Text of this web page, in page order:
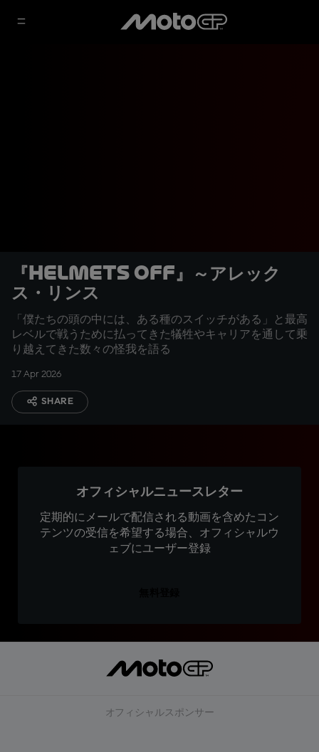
『Helmets off』～アレック
ス・リンス
「僕たちの頭の中には、ある種のスイッチがある」と最高
レベルで戦うために払ってきた犠牲やキャリアを通して乗
り越えてきた数々の怪我を語る
17 Apr 2026
SHARE
オフィシャルニュースレター
定期的にメールで配信される動画を含めたコン
テンツの受信を希望する場合、オフィシャルウ
ェブにユーザー登録
オフィシャルスポンサー